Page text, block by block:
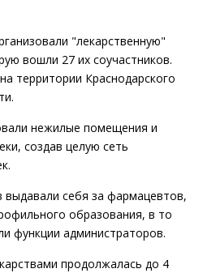
"лекарственную"
вошли 27 их соучастников.
территории Краснодарского
нежилые помещения и
создав целую сеть
себя за фармацевтов,
образования, в то
функции администраторов.
продолжалась до 4